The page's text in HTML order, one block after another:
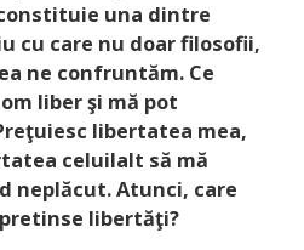
una dintre
cu care nu doar filosofii,
ne confruntăm. Ce
liber şi mă pot
libertatea mea,
celuilalt să mă
neplăcut. Atunci, care
libertăţi?